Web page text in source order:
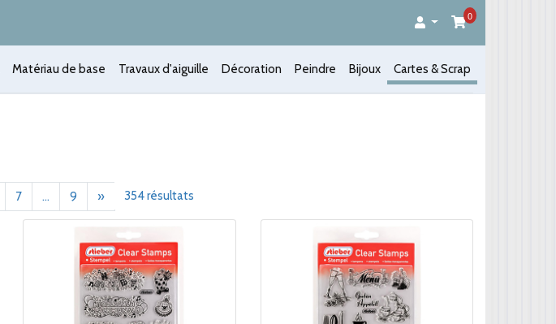
0
Matériau de base Travaux d'aiguille Décoration Peindre Bijoux Cartes & Scrap
7 ... 9 »Suivant354 résultats